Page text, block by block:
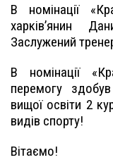
В номінації
харківʼянин
Заслужений
В номінації
перемогу
вищої освіти 2
видів спорту!
Вітаємо!